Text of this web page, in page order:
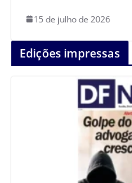
15 de julho de 2026
Edições impressas